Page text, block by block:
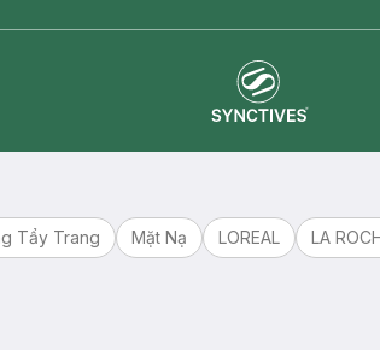
Tẩy Trang Mặt Nạ LOREAL
LA